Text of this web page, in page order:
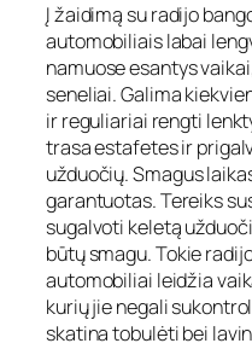
Į žaidimą su radijo
automobiliais labai
namuose esantys
seneliai. Galima
ir reguliariai rengti
trasa estafetes ir
užduočių. Smagus
garantuotas. Tereiks
sugalvoti keletą
būtų smagu. Tokie
automobiliai leidžia
kurių jie negali
skatina tobulėti bei